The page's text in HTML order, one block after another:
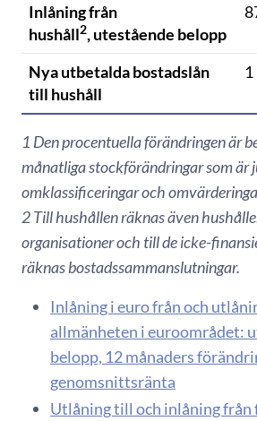
Inlåning från
hushåll2, utestående belopp
Nya utbetalda bostadslån
till hushåll
1 Den procentuella förändringen är
månatliga stockförändringar som är
omklassificeringar och
2 Till hushållen räknas även
organisationer och till de icke-
räknas bostadssammanslutningar.
Inlåning i euro från och
allmänheten i euroområdet:
belopp, 12 månaders
genomsnittsränta
Utlåning till och inlåning från